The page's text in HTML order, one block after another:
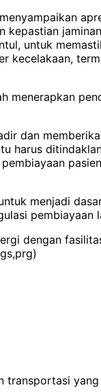
kepastian
untuk
kecelakaan,
menerapkan
dan
menjadi
pembiayaan
dengan
transportasi